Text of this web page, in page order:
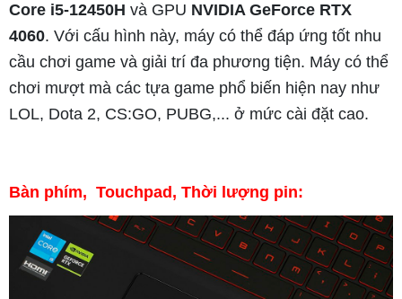
Core i5-12450H và GPU NVIDIA GeForce RTX
4060. Với cấu hình này, máy có thể đáp ứng tốt nhu
cầu chơi game và giải trí đa phương tiện. Máy có thể
chơi mượt mà các tựa game phổ biến hiện nay như
LOL, Dota 2, CS:GO, PUBG,... ở mức cài đặt cao.
Bàn phím, Touchpad, Thời lượng pin: